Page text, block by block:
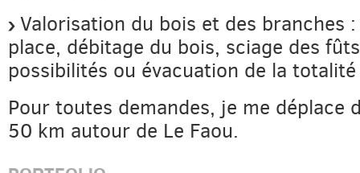
Valorisation du bois et des branches
place, débitage du bois, sciage des
possibilités ou évacuation de la
Pour toutes demandes, je me déplace
50 km autour de Le Faou.